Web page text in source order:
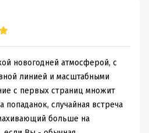
королевства.Куда
истории, будь то совет
и встреча Новогодья —
или пригласили на бал с
речи, наигранная
Конечно, двое супругов
искренностью чувств.
с их счастливых
новогодней атмосферой, с
линией и масштабными
с первых страниц множит
попаданок, случайная встреча
больше на